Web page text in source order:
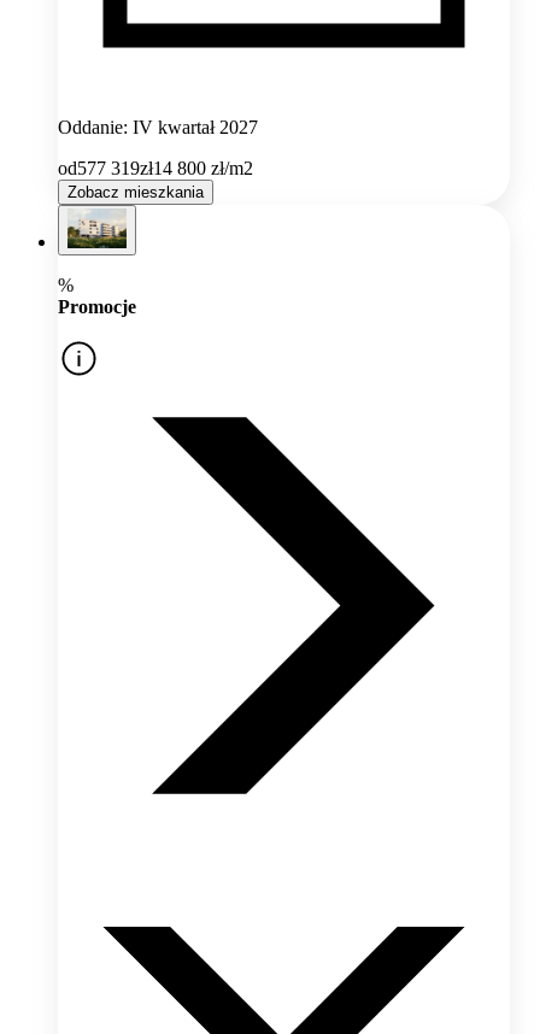
Oddanie: IV kwartał 2027
od577 319zł14 800 zł/m2
Zobacz mieszkania
%
Promocje